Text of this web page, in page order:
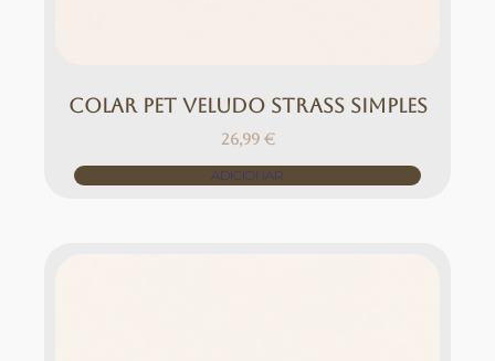
Colar Pet Veludo Strass Simples
26,99 €
ADICIONAR